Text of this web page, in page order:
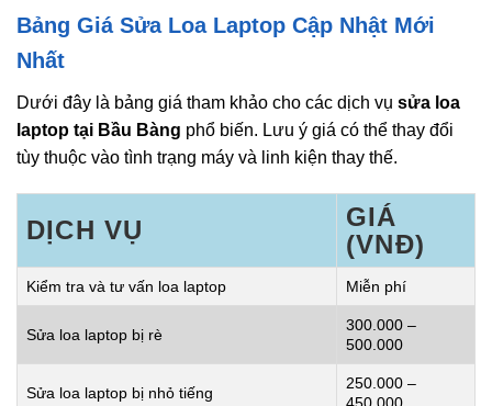
Bảng Giá Sửa Loa Laptop Cập Nhật Mới
Nhất
Dưới đây là bảng giá tham khảo cho các dịch vụ sửa loa
laptop tại Bầu Bàng phổ biến. Lưu ý giá có thể thay đổi
tùy thuộc vào tình trạng máy và linh kiện thay thế.
DỊCH VỤ
GIÁ
(VNĐ)
Kiểm tra và tư vấn loa laptop Miễn phí
Sửa loa laptop bị rè
300.000 –
500.000
Sửa loa laptop bị nhỏ tiếng
250.000 –